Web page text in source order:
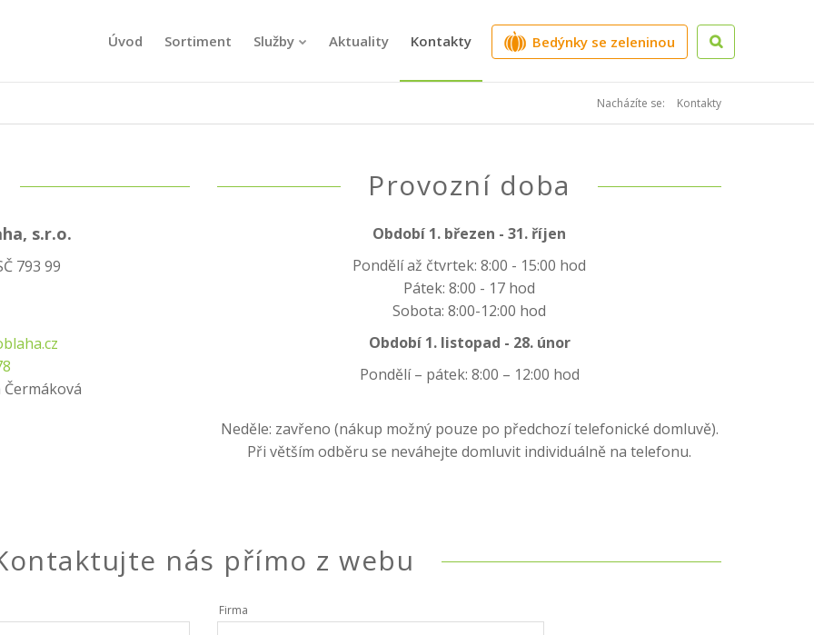
Úvod Sortiment Služby Aktuality Kontakty Bedýnky se zeleninou
Nacházíte se: Kontakty
s.r.o.
793 99
Provozní doba
Období 1. březen - 31. říjen
Pondělí až čtvrtek: 8:00 - 15:00 hod
Pátek: 8:00 - 17 hod
Sobota: 8:00-12:00 hod
Období 1. listopad - 28. únor
Pondělí – pátek: 8:00 – 12:00 hod
Neděle: zavřeno (nákup možný pouze po předchozí telefonické domluvě).
Při větším odběru se neváhejte domluvit individuálně na telefonu.
nás přímo z webu
Firma